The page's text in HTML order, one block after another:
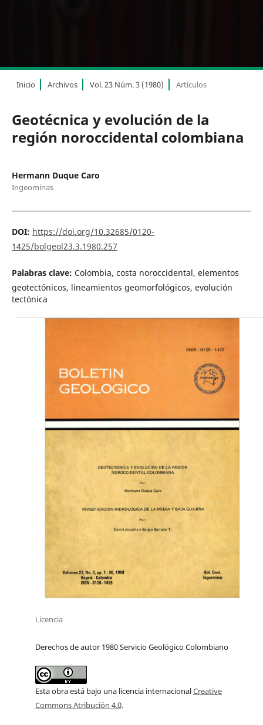
Inicio Archivos Vol. 23 Núm. 3 (1980) Artículos
Geotécnica y evolución de la
región noroccidental colombiana
Hermann Duque Caro
Ingeominas
DOI: https://doi.org/10.32685/0120-
1425/bolgeol23.3.1980.257
Palabras clave: Colombia, costa noroccidental, elementos
geotectónicos, lineamientos geomorfológicos, evolución
tectónica
Licencia
Derechos de autor 1980 Servicio Geológico Colombiano
Esta obra está bajo una licencia internacionalCreative
Commons Atribución 4.0.